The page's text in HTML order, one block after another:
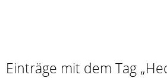
Einträge mit dem Tag